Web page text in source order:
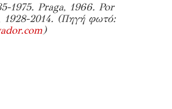
1975. Praga, 1966. Por
1928-2014. (Πηγή φωτό:
)